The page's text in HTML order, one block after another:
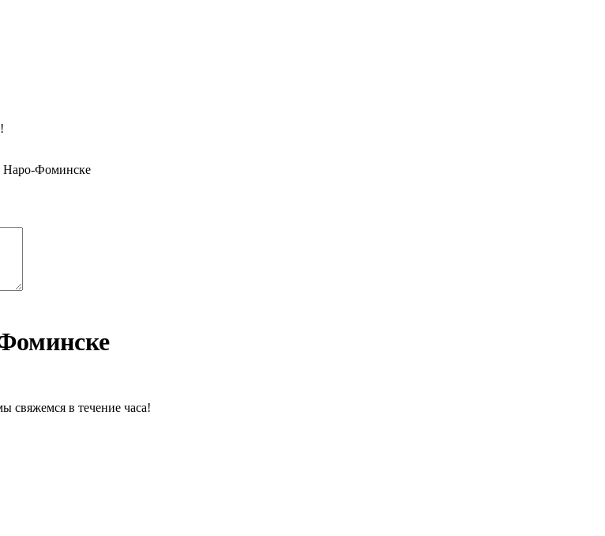
Наро-Фоминске
свяжемся в течение часа!